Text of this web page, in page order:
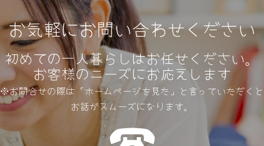
お気軽にお問い合わせください
初めての一人暮らしはお任せください。
お客様のニーズにお応えします
※お問合せの際は「ホームページを見た」と言っていただくと
お話がスムーズになります。